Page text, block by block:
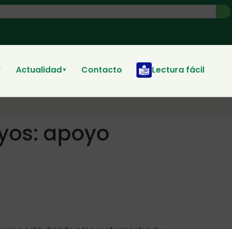
Actualidad▼ Contacto Lectura fácil
apoyo